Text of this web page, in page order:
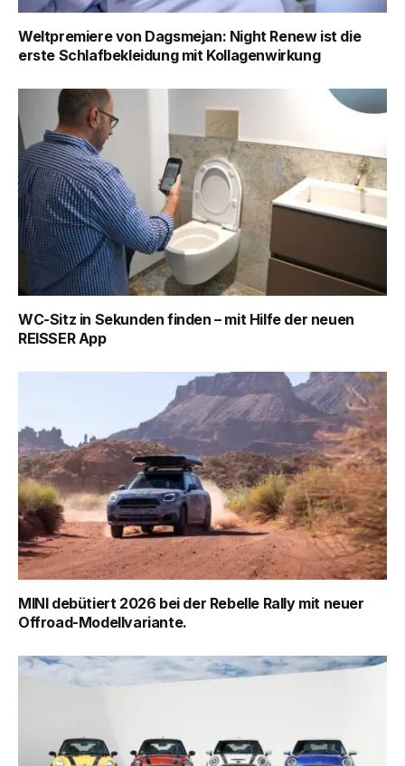
Weltpremiere von Dagsmejan: Night Renew ist die
erste Schlafbekleidung mit Kollagenwirkung
WC-Sitz in Sekunden finden – mit Hilfe der neuen
REISSER App
MINI debütiert 2026 bei der Rebelle Rally mit neuer
Offroad-Modellvariante.